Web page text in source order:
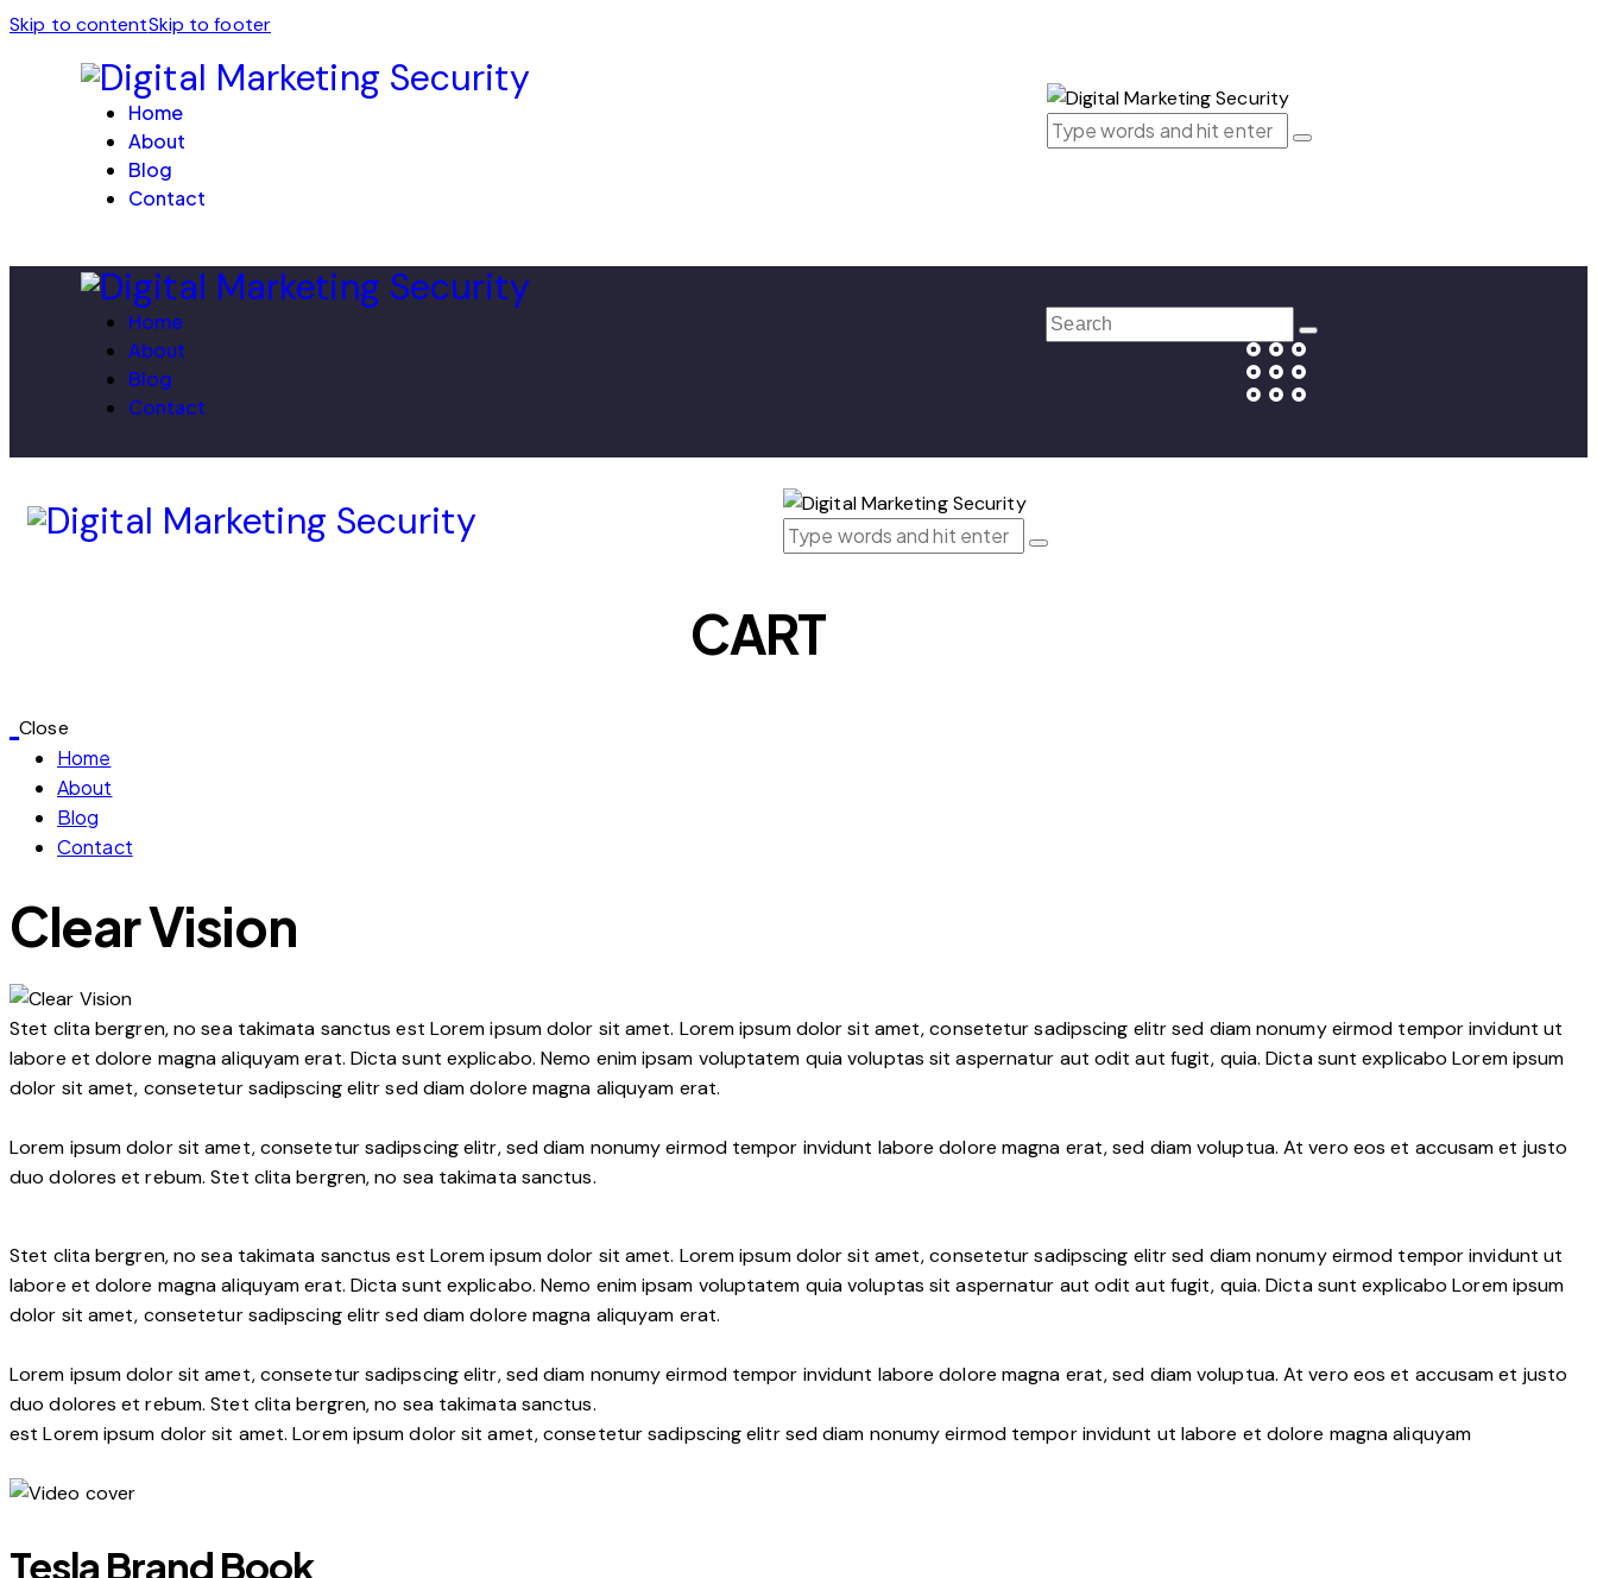
Skip to contentSkip to footer
Home
About
Blog
Contact
Home
About
Blog
Contact
CART
Close
Home
About
Blog
Contact
Clear Vision
Stet clita bergren, no sea takimata sanctus est Lorem ipsum dolor sit amet. Lorem ipsum dolor sit amet, consetetur sadipscing elitr sed diam nonumy eirmod tempor invidunt ut
labore et dolore magna aliquyam erat. Dicta sunt explicabo. Nemo enim ipsam voluptatem quia voluptas sit aspernatur aut odit aut fugit, quia. Dicta sunt explicabo Lorem ipsum
dolor sit amet, consetetur sadipscing elitr sed diam dolore magna aliquyam erat.
Lorem ipsum dolor sit amet, consetetur sadipscing elitr, sed diam nonumy eirmod tempor invidunt labore dolore magna erat, sed diam voluptua. At vero eos et accusam et justo
duo dolores et rebum. Stet clita bergren, no sea takimata sanctus.
Stet clita bergren, no sea takimata sanctus est Lorem ipsum dolor sit amet. Lorem ipsum dolor sit amet, consetetur sadipscing elitr sed diam nonumy eirmod tempor invidunt ut
labore et dolore magna aliquyam erat. Dicta sunt explicabo. Nemo enim ipsam voluptatem quia voluptas sit aspernatur aut odit aut fugit, quia. Dicta sunt explicabo Lorem ipsum
dolor sit amet, consetetur sadipscing elitr sed diam dolore magna aliquyam erat.
Lorem ipsum dolor sit amet, consetetur sadipscing elitr, sed diam nonumy eirmod tempor invidunt labore dolore magna erat, sed diam voluptua. At vero eos et accusam et justo
duo dolores et rebum. Stet clita bergren, no sea takimata sanctus.
est Lorem ipsum dolor sit amet. Lorem ipsum dolor sit amet, consetetur sadipscing elitr sed diam nonumy eirmod tempor invidunt ut labore et dolore magna aliquyam
Tesla Brand Book